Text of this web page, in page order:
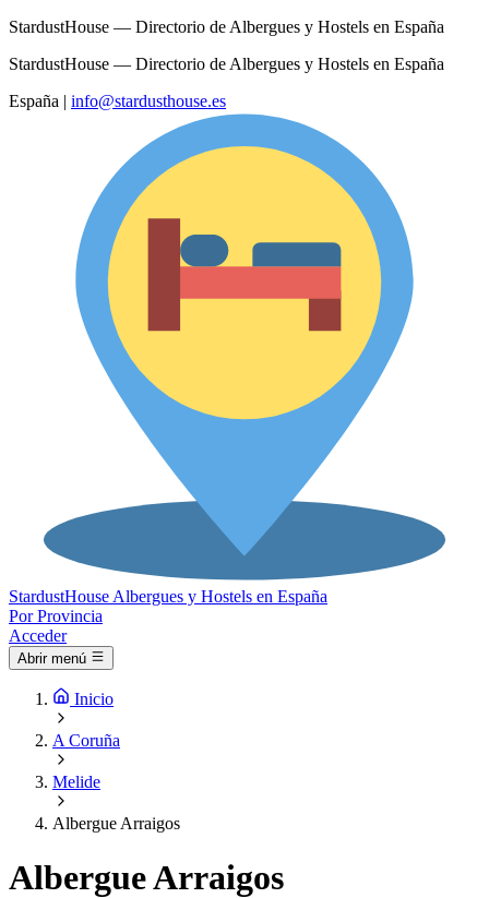
StardustHouse — Directorio de Albergues y Hostels en España
StardustHouse — Directorio de Albergues y Hostels en España
España | info@stardusthouse.es
StardustHouse Albergues y Hostels en España
Por Provincia
Acceder
Abrir menú
Inicio
A Coruña
Melide
Albergue Arraigos
Albergue Arraigos